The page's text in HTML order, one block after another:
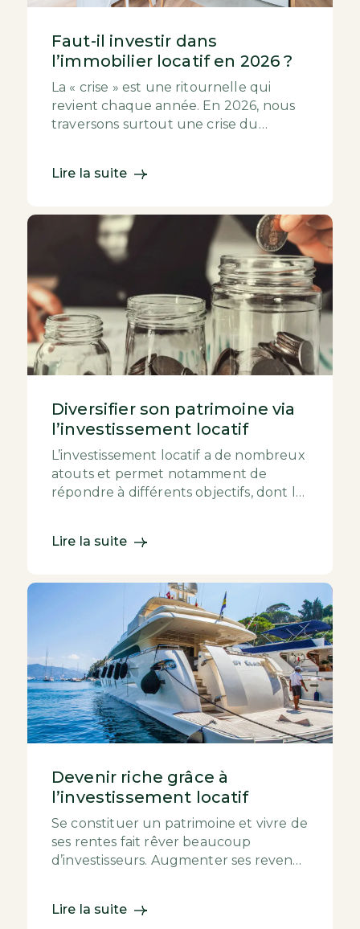
Faut-il investir dans
l’immobilier locatif en 2026 ?
La « crise » est une ritournelle qui
revient chaque année. En 2026, nous
traversons surtout une crise du
Lire la suite
Diversifier son patrimoine via
l’investissement locatif
L’investissement locatif a de nombreux
atouts et permet notamment de
répondre à différents objectifs, dont la
Lire la suite
Devenir riche grâce à
l’investissement locatif
Se constituer un patrimoine et vivre de
ses rentes fait rêver beaucoup
d’investisseurs. Augmenter ses revenus
Lire la suite